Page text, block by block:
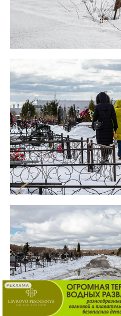
РЕКЛАМА